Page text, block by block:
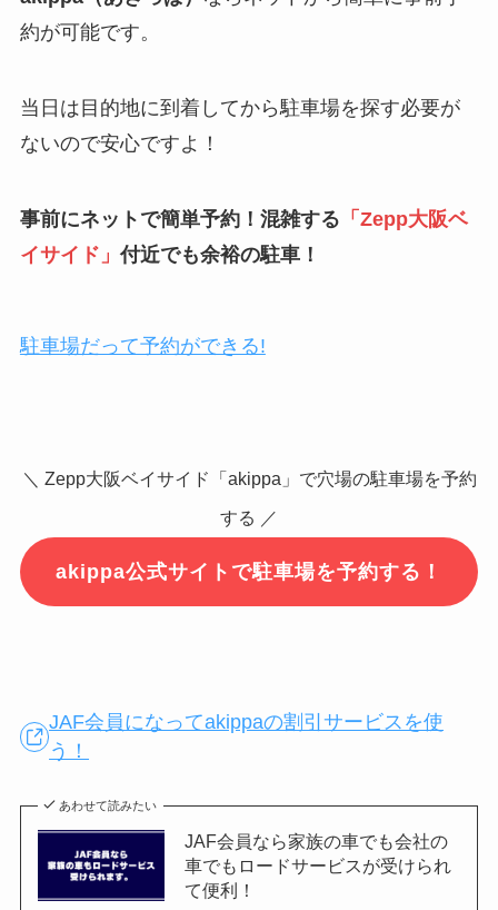
約が可能です。
当日は目的地に到着してから駐車場を探す必要が
ないので安心ですよ！
事前にネットで簡単予約！混雑する 「 Zepp大阪ベ
イサイド 」付近でも余裕の駐車！
駐車場だって予約ができる!
＼ Zepp大阪ベイサイド「akippa」で穴場の駐車場を予約
する ／
akippa公式サイトで駐車場を予約する！
JAF会員になってakippaの割引サービスを使
う！
あわせて読みたい
JAF会員なら家族の車でも会社の
車でもロードサービスが受けられ
て便利！